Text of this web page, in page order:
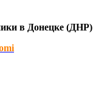
в Донецке (ДНР)